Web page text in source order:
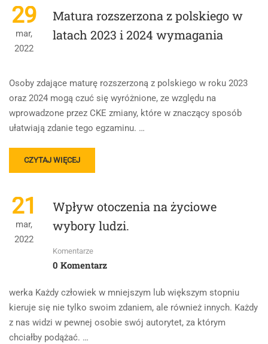
DOSTOJEWSKIEGO.
W
SWOJEJ
ODPOWIEDZI
UWZGLĘDNIJ
WYBRANY
KONTEKST.
29
mar,
2022
Matura rozszerzona z polskiego w
latach 2023 i 2024 wymagania
Osoby zdające maturę rozszerzoną z polskiego w roku 2023
oraz 2024 mogą czuć się wyróżnione, ze względu na
wprowadzone przez CKE zmiany, które w znaczący sposób
ułatwiają zdanie tego egzaminu. …
READ
MORE
MATURA
ROZSZERZONA
POLSKIEGO
W
2024
WYMAGANIA
CZYTAJ WIĘCEJ
21
mar,
2022
Wpływ otoczenia na życiowe
wybory ludzi.
Komentarze
0 Komentarz
werka Każdy człowiek w mniejszym lub większym stopniu
kieruje się nie tylko swoim zdaniem, ale również innych. Każdy
z nas widzi w pewnej osobie swój autorytet, za którym
chciałby podążać. …